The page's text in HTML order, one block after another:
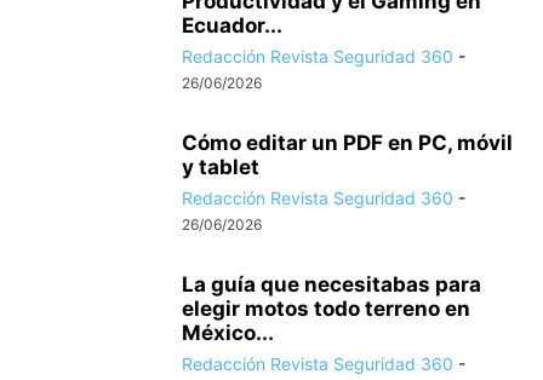
Ecuador...
Redacción Revista Seguridad 360 -
26/06/2026
Cómo editar un PDF en PC, móvil
y tablet
Redacción Revista Seguridad 360 -
26/06/2026
La guía que necesitabas para
elegir motos todo terreno en
México...
Redacción Revista Seguridad 360 -